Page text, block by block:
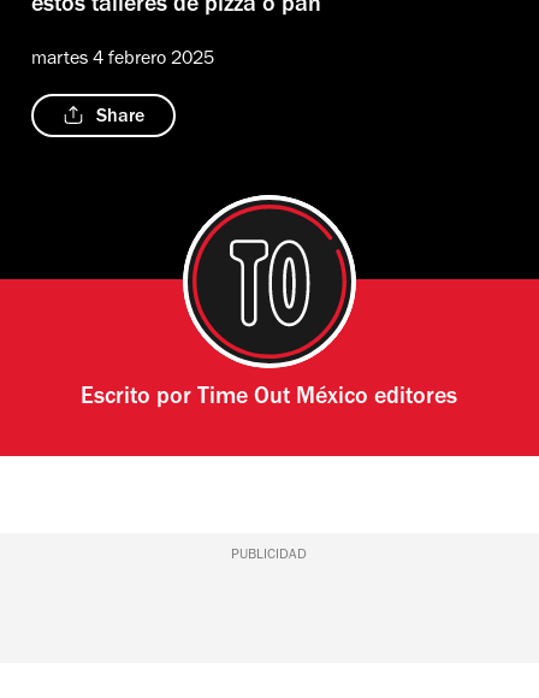
estos talleres de pizza o pan
martes 4 febrero 2025
Share
Escrito por Time Out México editores
PUBLICIDAD